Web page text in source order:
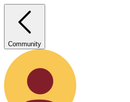
Community